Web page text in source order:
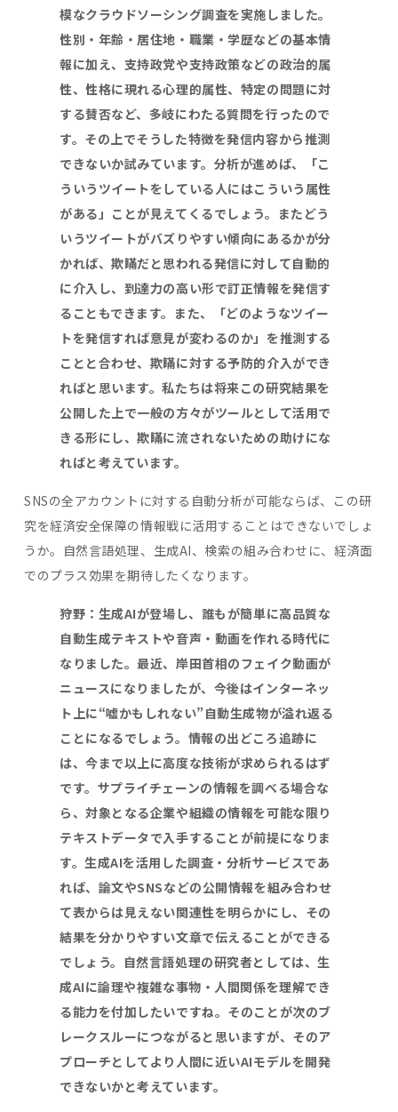
模なクラウドソーシング調査を実施しました。
性別・年齢・居住地・職業・学歴などの基本情
報に加え、支持政党や支持政策などの政治的属
性、性格に現れる心理的属性、特定の問題に対
する賛否など、多岐にわたる質問を行ったので
す。その上でそうした特徴を発信内容から推測
できないか試みています。分析が進めば、「こ
ういうツイートをしている人にはこういう属性
がある」ことが見えてくるでしょう。またどう
いうツイートがバズりやすい傾向にあるかが分
かれば、欺瞞だと思われる発信に対して自動的
に介入し、到達力の高い形で訂正情報を発信す
ることもできます。また、「どのようなツイー
トを発信すれば意見が変わるのか」を推測する
ことと合わせ、欺瞞に対する予防的介入ができ
ればと思います。私たちは将来この研究結果を
公開した上で一般の方々がツールとして活用で
きる形にし、欺瞞に流されないための助けにな
ればと考えています。
SNSの全アカウントに対する自動分析が可能ならば、この研
究を経済安全保障の情報戦に活用することはできないでしょ
うか。自然言語処理、生成AI、検索の組み合わせに、経済面
でのプラス効果を期待したくなります。
狩野：生成AIが登場し、誰もが簡単に高品質な
自動生成テキストや音声・動画を作れる時代に
なりました。最近、岸田首相のフェイク動画が
ニュースになりましたが、今後はインターネッ
ト上に“嘘かもしれない”自動生成物が溢れ返る
ことになるでしょう。情報の出どころ追跡に
は、今まで以上に高度な技術が求められるはず
です。サプライチェーンの情報を調べる場合な
ら、対象となる企業や組織の情報を可能な限り
テキストデータで入手することが前提になりま
す。生成AIを活用した調査・分析サービスであ
れば、論文やSNSなどの公開情報を組み合わせ
て表からは見えない関連性を明らかにし、その
結果を分かりやすい文章で伝えることができる
でしょう。 自然言語処理の研究者としては、生
成AIに論理や複雑な事物・人間関係を理解でき
る能力を付加したいですね。そのことが次のブ
レークスルーにつながると思いますが、そのア
プローチとしてより人間に近いAIモデルを開発
できないかと考えています。